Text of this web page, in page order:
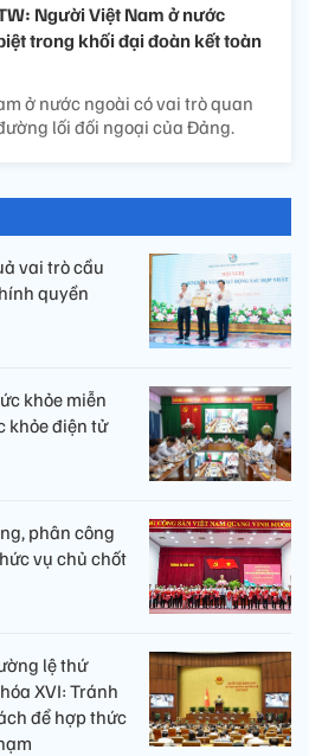
Người Việt Nam ở nước
trong khối đại đoàn kết toàn
ở nước ngoài có vai trò quan
lối đối ngoại của Đảng.
vai trò cầu
quyền
khỏe miễn
khỏe điện tử
phân công
vụ chủ chốt
lệ thứ
XVI: Tránh
để hợp thức